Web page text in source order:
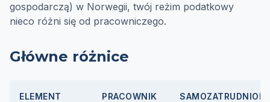
gospodarczą) w Norwegii, twój reżim podatkowy
nieco różni się od pracowniczego.
Główne różnice
ELEMENT PRACOWNIK